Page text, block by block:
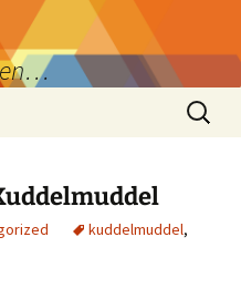
Suchen
nach:
kuddelmuddel,